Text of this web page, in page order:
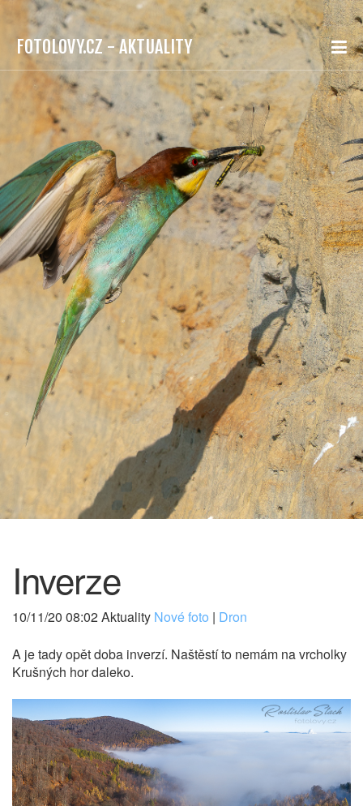
FOTOLOVY.CZ - AKTUALITY
Inverze
10/11/20 08:02 Aktuality Nové foto | Dron
A je tady opět doba inverzí. Naštěstí to nemám na vrcholky
Krušných hor daleko.